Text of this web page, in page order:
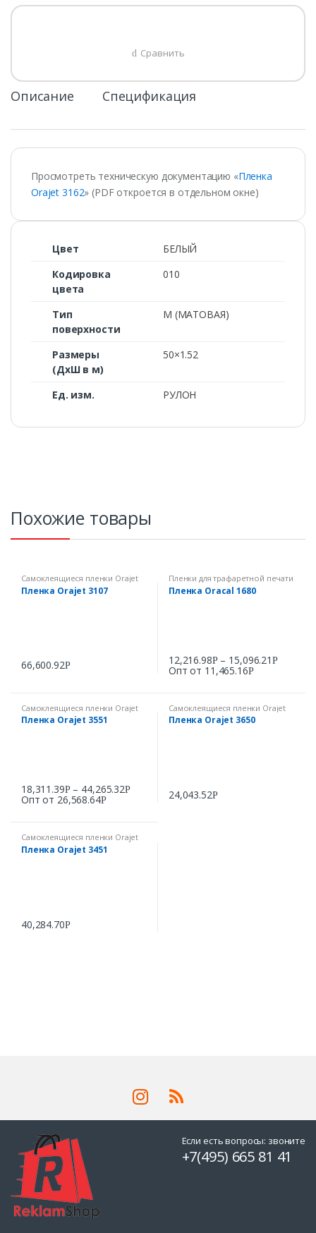
Сравнить
Описание Спецификация
Просмотреть техническую документацию «Пленка
Orajet 3162» (PDF откроется в отдельном окне)
Цвет
БЕЛЫЙ
Кодировка
цвета
010
Тип
поверхности
M (МАТОВАЯ)
Размеры
(ДxШ в м)
50×1.52
Ед. изм. РУЛОН
Похожие товары
Самоклеящиеся пленки Orajet
Пленка Orajet 3107
66,600.92Р
Пленки для трафаретной печати
Пленка Oracal 1680
12,216.98Р– 15,096.21 Р
Опт от 11,465.16Р
Самоклеящиеся пленки Orajet
Пленка Orajet 3551
18,311.39Р– 44,265.32Р
Опт от 26,568.64Р
Самоклеящиеся пленки Orajet
Пленка Orajet 3650
24,043.52Р
Самоклеящиеся пленки Orajet
Пленка Orajet 3451
40,284.70Р
Если есть вопросы: звоните
+7(495) 665 81 41